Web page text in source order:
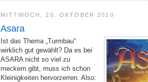
MITTWOCH, 20. OKTOBER 2010
Asara
Ist das Thema „Turmbau“
wirklich gut gewählt? Da es bei
ASARA nicht so viel zu
meckern gibt, muss ich schon
Kleinigkeiten hervorzerren. Also: